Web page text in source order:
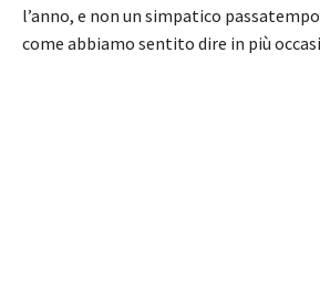
l’anno, e non un simpatico
come abbiamo sentito dire in più